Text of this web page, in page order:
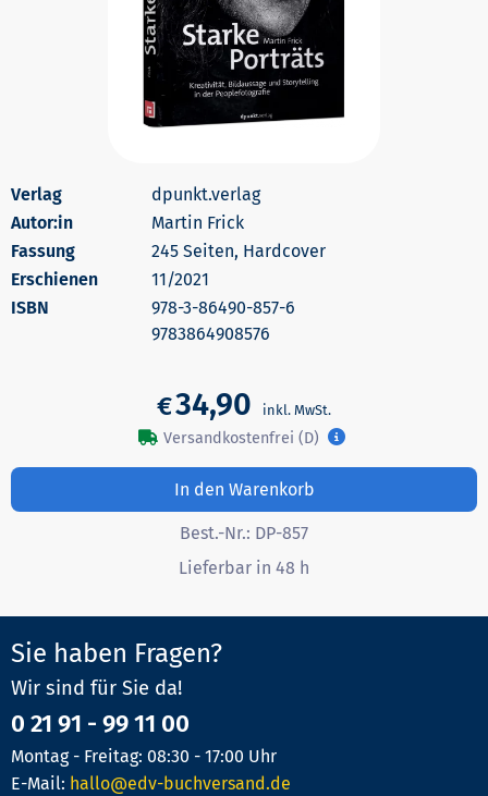
dpunkt.verlag
Autor:in
Martin Frick
245 Seiten, Hardcover
Erschienen
11/2021
978-3-86490-857-6
9783864908576
€34,90
Versandkostenfrei (D)
In den Warenkorb
Best.-Nr.: DP-857
Lieferbar in 48 h
Sie haben Fragen?
Wir sind für Sie da!
0 21 91 - 99 11 00
Montag - Freitag: 08:30 - 17:00 Uhr
E-Mail: hallo@edv-buchversand.de